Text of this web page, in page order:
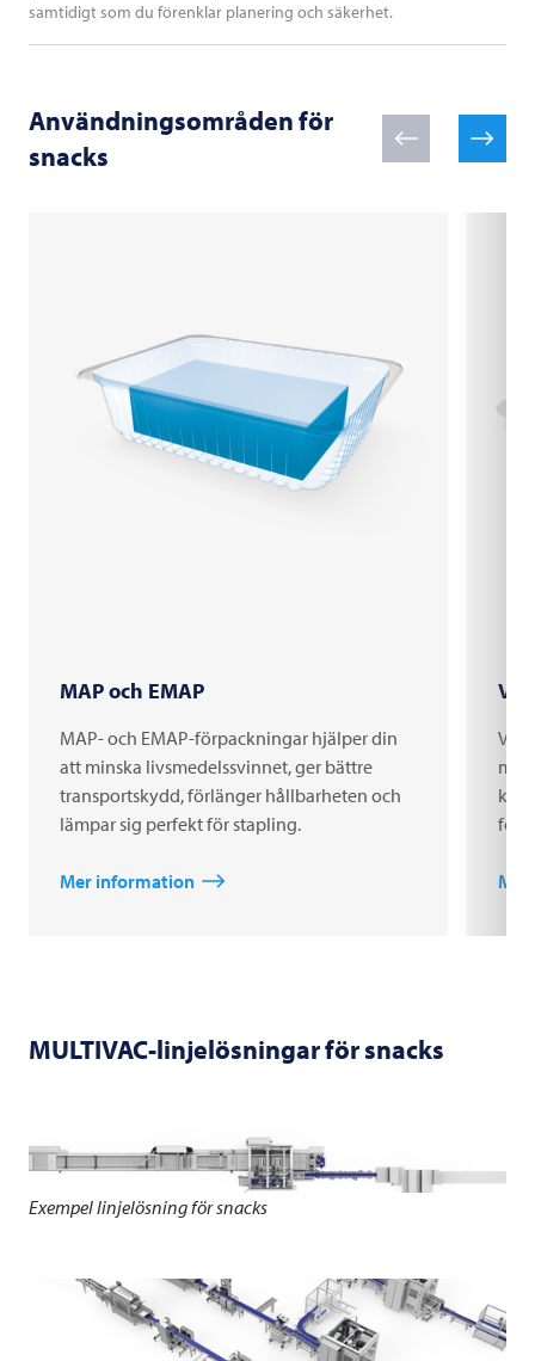
samtidigt som du förenklar planering och säkerhet.
Användningsområden för
snacks
MAP och EMAP
MAP- och EMAP-förpackningar hjälper din
att minska livsmedelssvinnet, ger bättre
transportskydd, förlänger hållbarheten och
lämpar sig perfekt för stapling.
Mer information
för
MULTIVAC-linjelösningar för snacks
Exempel linjelösning för snacks